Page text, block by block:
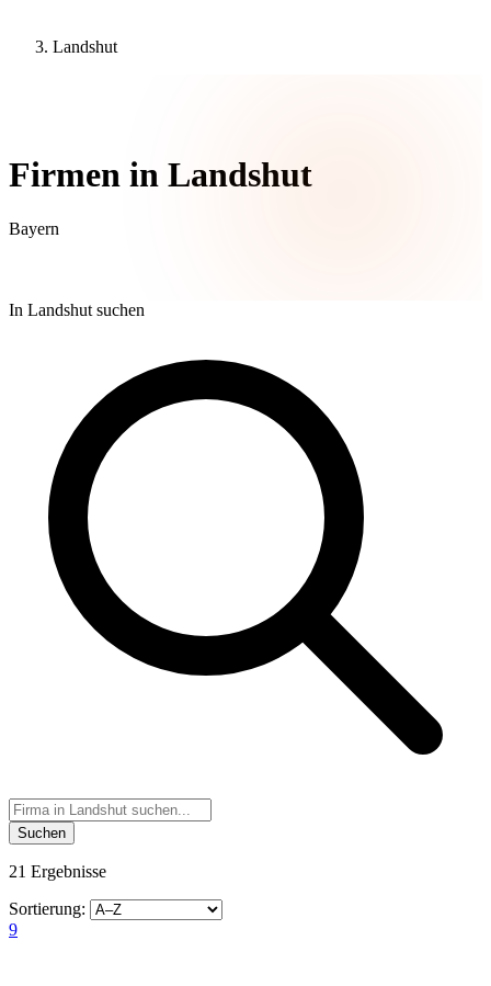
Landshut
Firmen in Landshut
Bayern
In Landshut suchen
Suchen
21 Ergebnisse
Sortierung:
9